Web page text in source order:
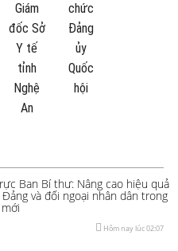
Giám
đốc Sở
Y tế
tỉnh
Nghệ
An
chức
Đảng
ủy
Quốc
hội
Ban Bí thư: Nâng cao hiệu quả
và đối ngoại nhân dân trong
Hôm nay lúc 02:07